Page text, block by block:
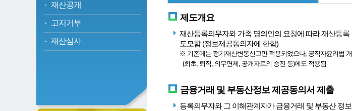
재산공개
고지거부
재산심사
제도개요
재산등록의무자와 가족 명의인의 요청에 따라 재산등
도모함 (정보제공동의자에 한함)
※ 기존에는 정기재산변동신고만 적용되었으나, 공직자윤리법
(최초, 퇴직, 의무면제, 공개자로의 승진 등)에도 적용됨
금융거래 및 부동산정보 제공동의서 제출
등록의무자와 그 이해관계자가 금융거래 및 부동산 정